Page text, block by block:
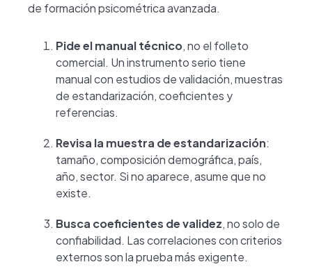
de formación psicométrica avanzada.
Pide el manual técnico, no el folleto
comercial. Un instrumento serio tiene
manual con estudios de validación, muestras
de estandarización, coeficientes y
referencias.
Revisa la muestra de estandarización:
tamaño, composición demográfica, país,
año, sector. Si no aparece, asume que no
existe.
Busca coeficientes de validez, no solo de
confiabilidad. Las correlaciones con criterios
externos son la prueba más exigente.